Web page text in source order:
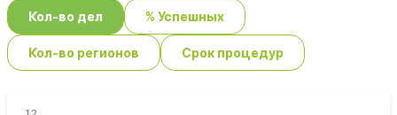
Кол-во дел % Успешных
Кол-во регионов Срок процедур